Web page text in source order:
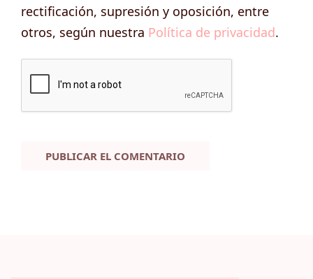
rectificación, supresión y oposición, entre
otros, según nuestra Política de privacidad.